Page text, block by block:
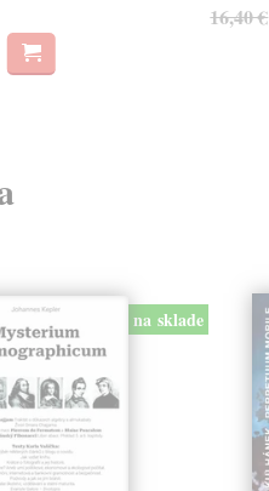
16,40 €
na sklade